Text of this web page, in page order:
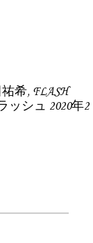
祐希, FLASH
ッシュ 2020年2